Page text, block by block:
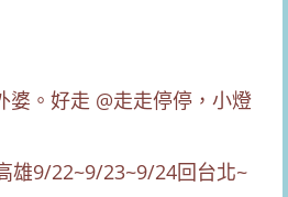
雄9/22~9/23~9/24回台北~